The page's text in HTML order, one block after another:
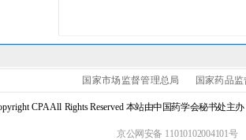
国家市场监督管理总局 国家药品
CPA All Rights Reserved 本站由中国药学会秘书处主
京公网安备 11010102004101号